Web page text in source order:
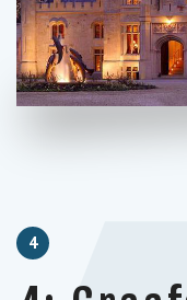
4